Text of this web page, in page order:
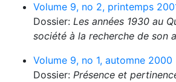
Volume 9, no 2, printemps
Dossier: Les années 1930 au
société à la recherche de son
Volume 9, no 1, automne 2000
Dossier: Présence et